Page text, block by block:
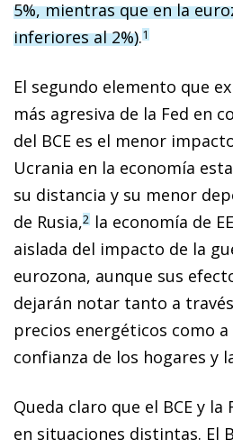
5%, mientras que en la
inferiores al 2%).1
El segundo elemento que
más agresiva de la Fed en
del BCE es el menor
Ucrania en la economía
su distancia y su menor
de Rusia,2 la economía de
aislada del impacto de la
eurozona, aunque sus
dejarán notar tanto a
precios energéticos como
confianza de los hogares y
Queda claro que el BCE y la
en situaciones distintas. El